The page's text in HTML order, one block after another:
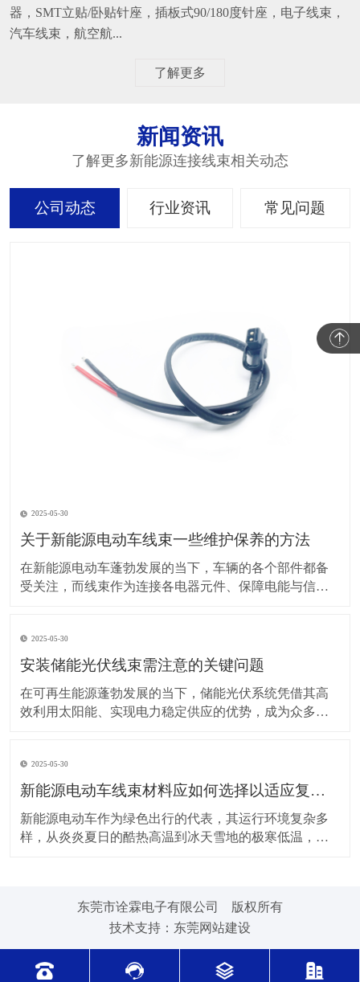
器，SMT立贴/卧贴针座，插板式90/180度针座，电子线束，
汽车线束，航空航...
了解更多
新闻资讯
了解更多新能源连接线束相关动态
公司动态 行业资讯 常见问题
2025-05-30
关于新能源电动车线束一些维护保养的方法
在新能源电动车蓬勃发展的当下，车辆的各个部件都备
受关注，而线束作为连接各电器元件、保障电能与信号
让车辆运行更稳定、安全，还能延长其使用寿命。 日常
驾驶习惯对线束的影响不容小觑。平稳驾驶是维护线束
2025-05-30
安装储能光伏线束需注意的关键问题
在可再生能源蓬勃发展的当下，储能光伏系统凭借其高
效利用太阳能、实现电力稳定供应的优势，成为众多领
安全。因此，在安装储能光伏线束时，有许多问题需要
格外留意。 安装前的准备工作至关重要。在开始安装前
2025-05-30
新能源电动车线束材料应如何选择以适应复杂的环境温度范围？
新能源电动车作为绿色出行的代表，其运行环境复杂多
样，从炎炎夏日的酷热高温到冰天雪地的极寒低温，车
环境下，新能源电动车的电池、电机等部件工作时会散
东莞市诠霖电子有限公司 版权所有
技术支持： 东莞网站建设